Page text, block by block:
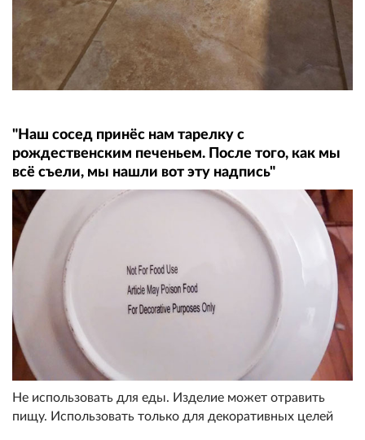
"Наш сосед принёс нам тарелку с
рождественским печеньем. После того, как мы
всё съели, мы нашли вот эту надпись"
Не использовать для еды. Изделие может отравить
пищу. Использовать только для декоративных целей